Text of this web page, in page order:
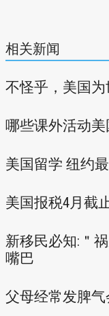
相关新闻
不怪乎，美国为
哪些课外活动美
美国留学 纽约
美国报税4月截
新移民必知:＂
嘴巴
父母经常发脾